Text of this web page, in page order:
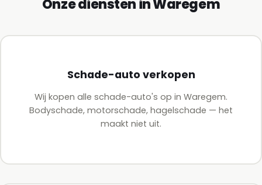
Onze diensten in Waregem
Schade-auto verkopen
Wij kopen alle schade-auto's op in Waregem.
Bodyschade, motorschade, hagelschade — het
maakt niet uit.